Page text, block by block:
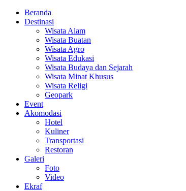
Beranda
Destinasi
Wisata Alam
Wisata Buatan
Wisata Agro
Wisata Edukasi
Wisata Budaya dan Sejarah
Wisata Minat Khusus
Wisata Religi
Geopark
Event
Akomodasi
Hotel
Kuliner
Transportasi
Restoran
Galeri
Foto
Video
Ekraf